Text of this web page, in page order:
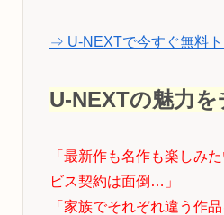
⇒ U-NEXTで今すぐ無料
U-NEXTの魅力を
「最新作も名作も楽しみ
ビス契約は面倒…」
「家族でそれぞれ違う作